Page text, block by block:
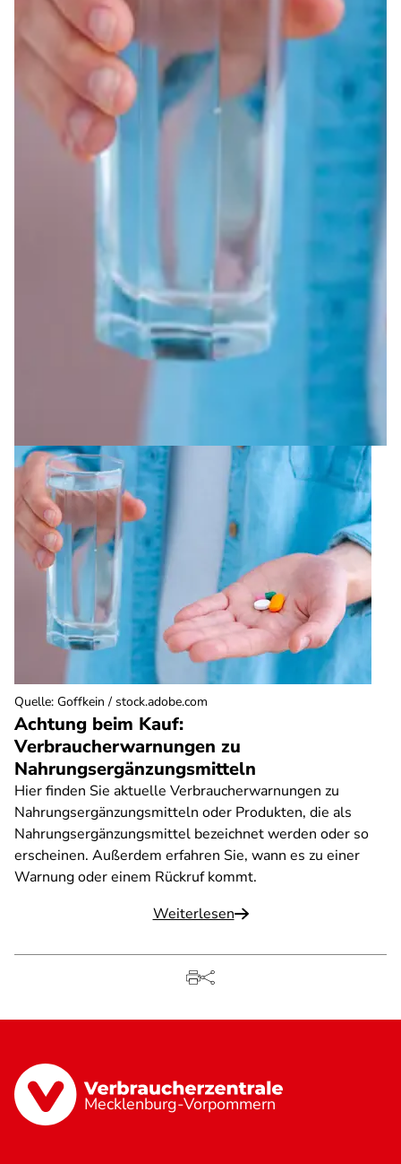
Achtung beim Kauf:
Verbraucherwarnungen zu
Nahrungsergänzungsmitteln
Hier finden Sie aktuelle Verbraucherwarnungen zu
Nahrungsergänzungsmitteln oder Produkten, die als
Nahrungsergänzungsmittel bezeichnet werden oder so
erscheinen. Außerdem erfahren Sie, wann es zu einer
Warnung oder einem Rückruf kommt.
Weiterlesen
Quelle: Goffkein / stock.adobe.com
Mecklenburg-Vorpommern